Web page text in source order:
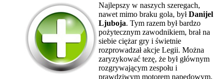
Najlepszy w naszych szeregach,
nawet mimo braku gola, byłDanijel
Ljuboja. Tym razem był bardzo
pożytecznym zawodnikiem, brał na
siebie ciężar gry i świetnie
rozprowadzał akcje Legii. Można
zaryzykować tezę, że był głównym
rozgrywającym zespołu i
prawdziwym motorem napędowym.